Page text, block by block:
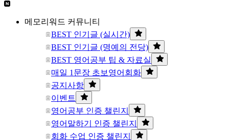
메모리워드 커뮤니티
BEST 인기글 (실시간)
BEST 인기글 (명예의 전당)
BEST 영어공부 팁 & 자료실
매일 1문장 초보영어회화
공지사항
이벤트
영어공부 인증 챌린지
영어말하기 인증 챌린지
회화 수업 인증 챌린지